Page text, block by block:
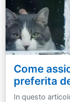
Come
preferita
In questo